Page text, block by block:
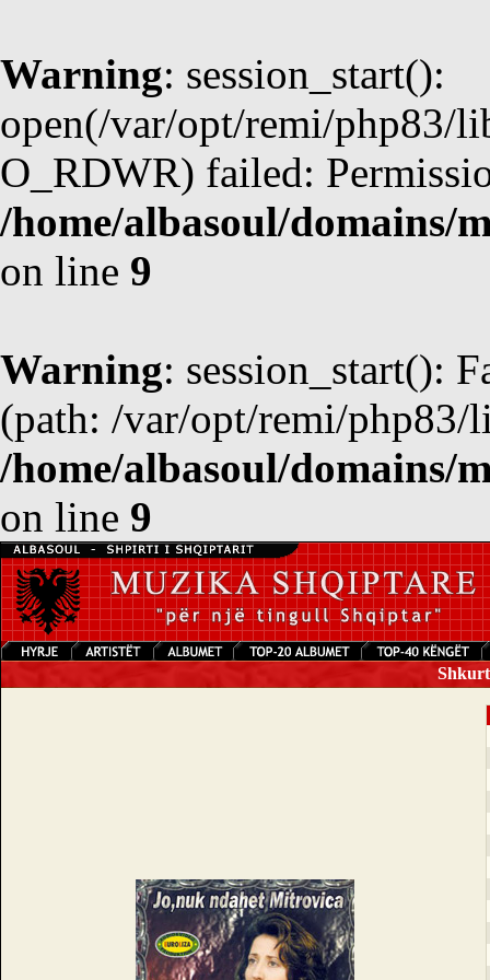
Warning: session_start():
open(/var/opt/remi/php83/
O_RDWR) failed:
/home/albasoul/domains/
on line 9
Warning: session_start():
(path: /var/opt/remi/php83/
/home/albasoul/domains/
on line 9